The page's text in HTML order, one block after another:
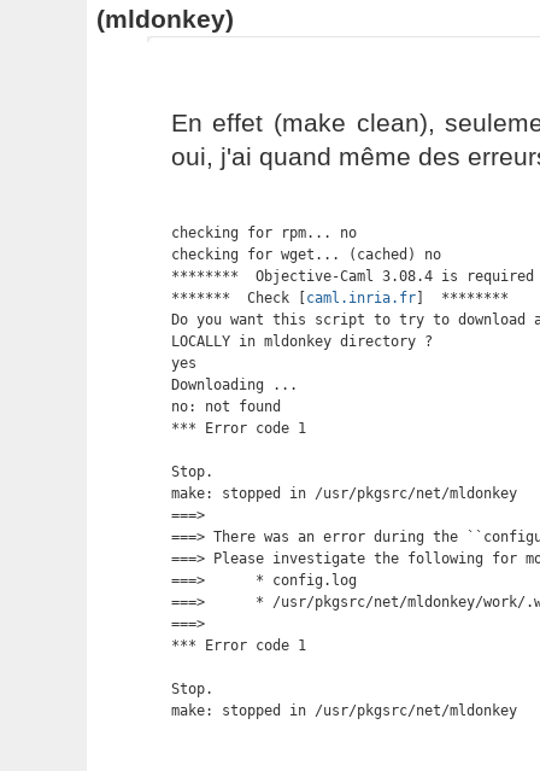
(mldonkey)
En effet (make clean),
oui, j'ai quand même des
checking for rpm... no
checking for wget... (cached) no
********  Objective-Caml 3.08.4 is
*******  Check [ caml.inria.fr]  ********
Do you want this script to try to download
LOCALLY in mldonkey directory ?
yes
Downloading ...
no: not found
*** Error code 1
Stop.
make: stopped in /usr/pkgsrc/net/mldonkey
===>
===> There was an error during the
===> Please investigate the following for
===>      * config.log
===>      * /usr/pkgsrc/net/mldonkey/work/
===>
*** Error code 1
Stop.
make: stopped in /usr/pkgsrc/net/mldonkey